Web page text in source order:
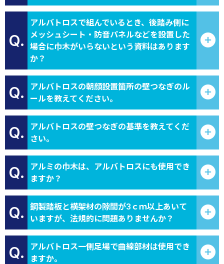
Q.
アルバトロスで組んでいるとき、後踏み側に
メッシュシート・防音パネルなどを設置した
場合に巾木がいらないという資料はあります
か？
Q.
アルバトロスの朝顔設置箇所の壁つなぎのル
ールを教えてください。
Q.
アルバトロスの壁つなぎの基準を教えてくだ
さい。
Q.
アルミの巾木は、アルバトロスにも使用でき
ますか？
Q.
鋼製踏板と横架材の隙間が3ｃｍ以上あいて
いますが、法規的に問題ありませんか？
Q.
アルバトロス一側足場で曲線部材は使用でき
ますか。